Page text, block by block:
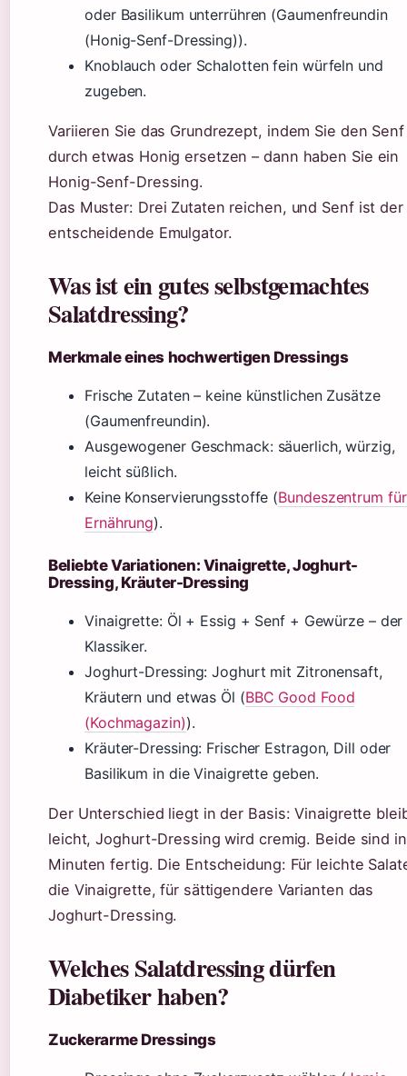
oder Basilikum unterrühren (Gaumenfreundin
(Honig-Senf-Dressing)).
Knoblauch oder Schalotten fein würfeln und
zugeben.
Variieren Sie das Grundrezept, indem Sie den Senf
durch etwas Honig ersetzen – dann haben Sie ein
Honig-Senf-Dressing.
Das Muster: Drei Zutaten reichen, und Senf ist der
entscheidende Emulgator.
Was ist ein gutes selbstgemachtes
Salatdressing?
Merkmale eines hochwertigen Dressings
Frische Zutaten – keine künstlichen Zusätze
(Gaumenfreundin).
Ausgewogener Geschmack: säuerlich, würzig,
leicht süßlich.
Keine Konservierungsstoffe (Bundeszentrum für
Ernährung).
Beliebte Variationen: Vinaigrette, Joghurt-
Dressing, Kräuter-Dressing
Vinaigrette: Öl + Essig + Senf + Gewürze – der
Klassiker.
Joghurt-Dressing: Joghurt mit Zitronensaft,
Kräutern und etwas Öl (BBC Good Food
(Kochmagazin)).
Kräuter-Dressing: Frischer Estragon, Dill oder
Basilikum in die Vinaigrette geben.
Der Unterschied liegt in der Basis: Vinaigrette
leicht, Joghurt-Dressing wird cremig. Beide sind in
Minuten fertig. Die Entscheidung: Für leichte
die Vinaigrette, für sättigendere Varianten das
Joghurt-Dressing.
Welches Salatdressing dürfen
Diabetiker haben?
Zuckerarme Dressings